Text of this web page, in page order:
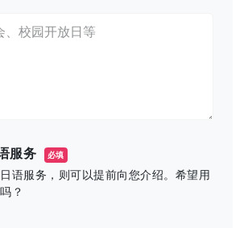
服务 必填
语服务，则可以提前向您介绍。希望用
？